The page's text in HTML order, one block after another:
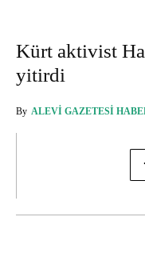
Kürt aktivist
yitirdi
By ALEVI GAZETESI